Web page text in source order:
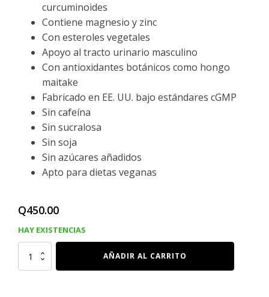
curcuminoides
Contiene magnesio y zinc
Con esteroles vegetales
Apoyo al tracto urinario masculino
Con antioxidantes botánicos como hongo
maitake
Fabricado en EE. UU. bajo estándares cGMP
Sin cafeína
Sin sucralosa
Sin soja
Sin azúcares añadidos
Apto para dietas veganas
Q450.00
HAY EXISTENCIAS
PROSTATA
AÑADIR AL CARRITO